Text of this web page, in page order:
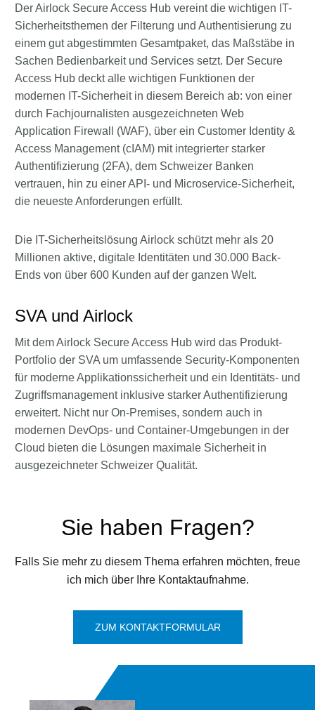
Der Airlock Secure Access Hub vereint die wichtigen IT-
Sicherheitsthemen der Filterung und Authentisierung zu
einem gut abgestimmten Gesamtpaket, das Maßstäbe in
Sachen Bedienbarkeit und Services setzt. Der Secure
Access Hub deckt alle wichtigen Funktionen der
modernen IT-Sicherheit in diesem Bereich ab: von einer
durch Fachjournalisten ausgezeichneten Web
Application Firewall (WAF), über ein Customer Identity &
Access Management (cIAM) mit integrierter starker
Authentifizierung (2FA), dem Schweizer Banken
vertrauen, hin zu einer API- und Microservice-Sicherheit,
die neueste Anforderungen erfüllt.
Die IT-Sicherheitslösung Airlock schützt mehr als 20
Millionen aktive, digitale Identitäten und 30.000 Back-
Ends von über 600 Kunden auf der ganzen Welt.
SVA und Airlock
Mit dem Airlock Secure Access Hub wird das Produkt-
Portfolio der SVA um umfassende Security-Komponenten
für moderne Applikationssicherheit und ein Identitäts- und
Zugriffsmanagement inklusive starker Authentifizierung
erweitert. Nicht nur On-Premises, sondern auch in
modernen DevOps- und Container-Umgebungen in der
Cloud bieten die Lösungen maximale Sicherheit in
ausgezeichneter Schweizer Qualität.
Sie haben Fragen?
Falls Sie mehr zu diesem Thema erfahren möchten, freue
ich mich über Ihre Kontaktaufnahme.
ZUM KONTAKTFORMULAR